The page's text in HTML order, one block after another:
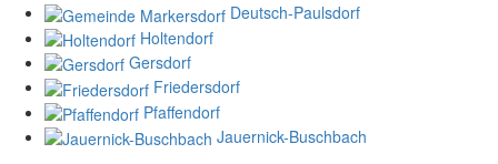
Deutsch-Paulsdorf
Holtendorf
Gersdorf
Friedersdorf
Pfaffendorf
Jauernick-Buschbach